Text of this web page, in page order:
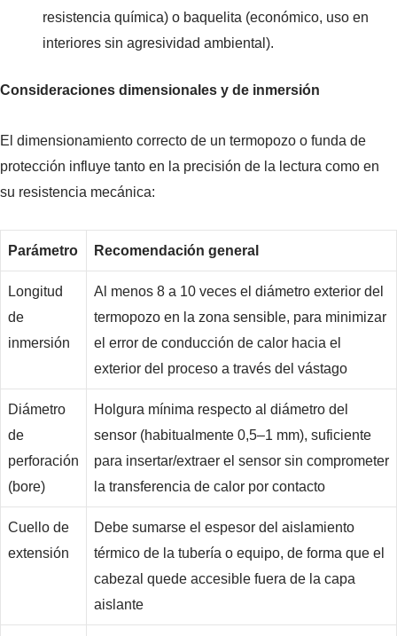
resistencia química) o baquelita (económico, uso en
interiores sin agresividad ambiental).
Consideraciones dimensionales y de inmersión
El dimensionamiento correcto de un termopozo o funda de
protección influye tanto en la precisión de la lectura como en
su resistencia mecánica:
Parámetro Recomendación general
Longitud
de
inmersión
Al menos 8 a 10 veces el diámetro exterior del
termopozo en la zona sensible, para minimizar
el error de conducción de calor hacia el
exterior del proceso a través del vástago
Diámetro
de
perforación
(bore)
Holgura mínima respecto al diámetro del
sensor (habitualmente 0,5–1 mm), suficiente
para insertar/extraer el sensor sin comprometer
la transferencia de calor por contacto
Cuello de
extensión
Debe sumarse el espesor del aislamiento
térmico de la tubería o equipo, de forma que el
cabezal quede accesible fuera de la capa
aislante